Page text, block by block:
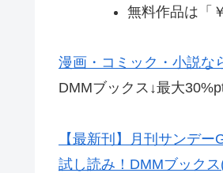
無料作品は「
漫画・コミック・小説な
DMMブックス↓最大
【最新刊】月刊サンデ
試し読み！DMMブック